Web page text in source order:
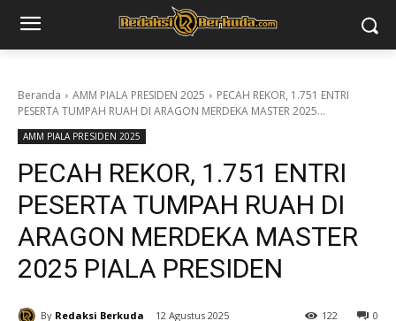
Beranda AMM PIALA PRESIDEN 2025
PECAH REKOR, 1.751 ENTRI
PESERTA TUMPAH RUAH DI ARAGON MERDEKA MASTER 2025...
AMM PIALA PRESIDEN 2025
PECAH REKOR, 1.751 ENTRI
PESERTA TUMPAH RUAH DI
ARAGON MERDEKA MASTER
2025 PIALA PRESIDEN
By Redaksi Berkuda 12 Agustus 2025 0
122